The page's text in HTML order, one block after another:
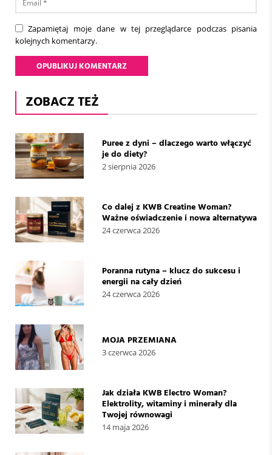
Zapamiętaj moje dane w tej przeglądarce podczas pisania
kolejnych komentarzy.
ZOBACZ TEŻ
Puree z dyni – dlaczego warto włączyć
je do diety?
2 sierpnia 2026
Co dalej z KWB Creatine Woman?
Ważne oświadczenie i nowa alternatywa
24 czerwca 2026
Poranna rutyna – klucz do sukcesu i
energii na cały dzień
24 czerwca 2026
MOJA PRZEMIANA
3 czerwca 2026
Jak działa KWB Electro Woman?
Elektrolity, witaminy i minerały dla
Twojej równowagi
14 maja 2026